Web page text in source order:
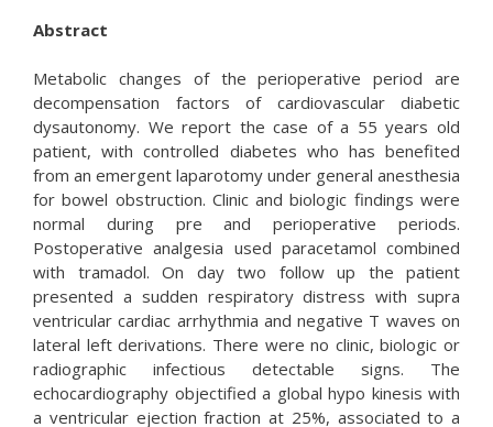
Abstract
Metabolic changes of the perioperative period are
decompensation factors of cardiovascular diabetic
dysautonomy. We report the case of a 55 years old
patient, with controlled diabetes who has benefited
from an emergent laparotomy under general anesthesia
for bowel obstruction. Clinic and biologic findings were
normal during pre and perioperative periods.
Postoperative analgesia used paracetamol combined
with tramadol. On day two follow up the patient
presented a sudden respiratory distress with supra
ventricular cardiac arrhythmia and negative T waves on
lateral left derivations. There were no clinic, biologic or
radiographic infectious detectable signs. The
echocardiography objectified a global hypo kinesis with
a ventricular ejection fraction at 25%, associated to a